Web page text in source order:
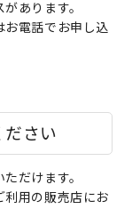
あります。
お電話でお申し込
ださい
だけます。
利用の販売店にお